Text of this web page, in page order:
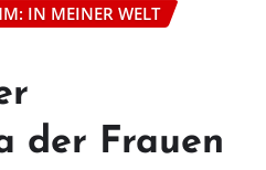
IN MEINER WELT
der Frauen